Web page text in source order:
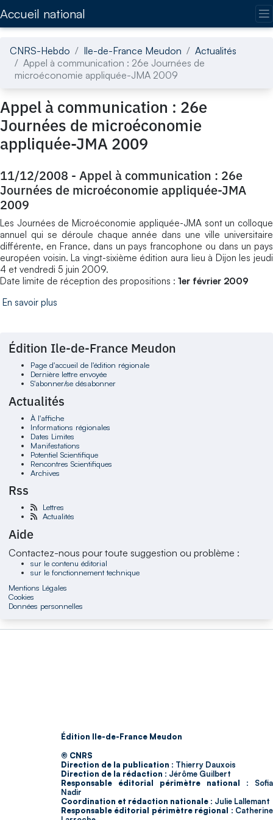
Accueil national
CNRS-Hebdo Ile-de-France Meudon
Actualités
Appel à communication : 26e Journées de
microéconomie appliquée-JMA 2009
Appel à communication : 26e
Journées de microéconomie
appliquée-JMA 2009
11/12/2008 - Appel à communication : 26e
Journées de microéconomie appliquée-JMA
2009
Les Journées de Microéconomie appliquée-JMA sont un colloque
annuel qui se déroule chaque année dans une ville universitaire
différente, en France, dans un pays francophone ou dans un pays
européen voisin. La vingt-sixième édition aura lieu à Dijon les jeudi
4 et vendredi 5 juin 2009.
Date limite de réception des propositions : 1er février 2009
En savoir plus
Édition Ile-de-France Meudon
Page d'accueil de l'édition régionale
Dernière lettre envoyée
S'abonner/se désabonner
Actualités
À l'affiche
Informations régionales
Dates Limites
Manifestations
Potentiel Scientifique
Rencontres Scientifiques
Archives
Rss
Lettres
Actualités
Aide
Contactez-nous pour toute suggestion ou problème :
sur le contenu éditorial
sur le fonctionnement technique
Mentions Légales
Cookies
Données personnelles
Édition Ile-de-France Meudon
© CNRS
Direction de la publication : Thierry Dauxois
Direction de la rédaction : Jérôme Guilbert
Responsable éditorial périmètre national : Sofia
Nadir
Coordination et rédaction nationale : Julie Lallemant
Responsable éditorial périmètre régional : Catherine